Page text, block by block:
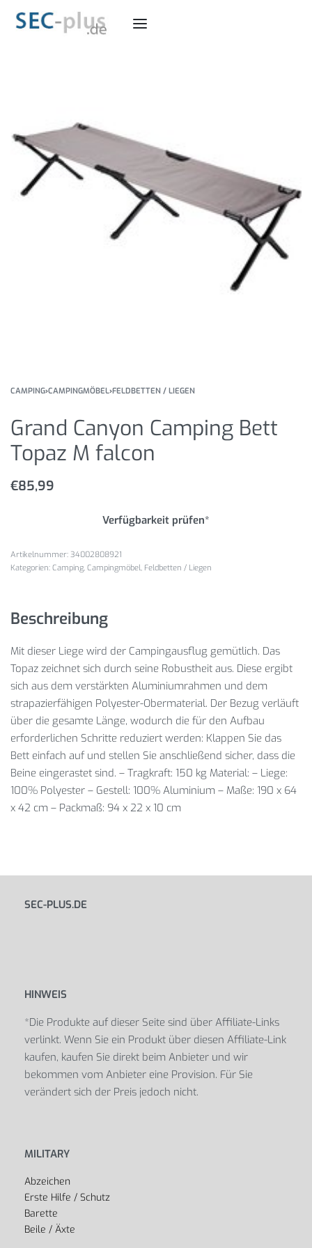
CAMPING›CAMPINGMÖBEL›FELDBETTEN / LIEGEN
Grand Canyon Camping Bett
Topaz M falcon
€85,99
Verfügbarkeit prüfen*
34002808921
Kategorien: Camping, Campingmöbel, Feldbetten / Liegen
Beschreibung
Mit dieser Liege wird der Campingausflug gemütlich. Das
Topaz zeichnet sich durch seine Robustheit aus. Diese ergibt
sich aus dem verstärkten Aluminiumrahmen und dem
strapazierfähigen Polyester-Obermaterial. Der Bezug verläuft
über die gesamte Länge, wodurch die für den Aufbau
erforderlichen Schritte reduziert werden: Klappen Sie das
Bett einfach auf und stellen Sie anschließend sicher, dass die
Beine eingerastet sind. – Tragkraft: 150 kg Material: – Liege:
100% Polyester – Gestell: 100% Aluminium – Maße: 190 x 64
x 42 cm – Packmaß: 94 x 22 x 10 cm
SEC-PLUS.DE
HINWEIS
*Die Produkte auf dieser Seite sind über Affiliate-Links
verlinkt. Wenn Sie ein Produkt über diesen Affiliate-Link
kaufen, kaufen Sie direkt beim Anbieter und wir
bekommen vom Anbieter eine Provision. Für Sie
verändert sich der Preis jedoch nicht.
MILITARY
Abzeichen
Erste Hilfe / Schutz
Barette
Beile / Äxte